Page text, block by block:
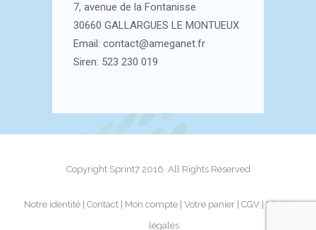
7, avenue de la Fontanisse
30660 GALLARGUES LE MONTUEUX
Email: contact@ameganet.fr
Siren: 523 230 019
Copyright Sprint7 2016. All Rights Reserved
Notre identité Contact Mon compte Votre panier CGV Mentions
légales